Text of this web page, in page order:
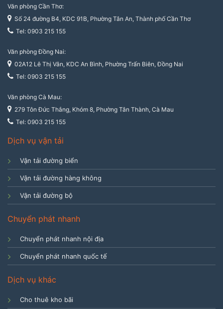
Văn phòng Cần Thơ:
Số 24 đường B4, KDC 91B, Phường Tân An, Thành phố Cần Thơ
Tel: 0903 215 155
Văn phòng Đồng Nai:
02A12 Lê Thị Vân, KDC An Bình, Phường Trấn Biên, Đồng Nai
Tel: 0903 215 155
Văn phòng Cà Mau:
279 Tôn Đức Thắng, Khóm 8, Phường Tân Thành, Cà Mau
Tel: 0903 215 155
Dịch vụ vận tải
Vận tải đường biển
Vận tải đường hàng không
Vận tải đường bộ
Chuyển phát nhanh
Chuyển phát nhanh nội địa
Chuyển phát nhanh quốc tế
Dịch vụ khác
Cho thuê kho bãi